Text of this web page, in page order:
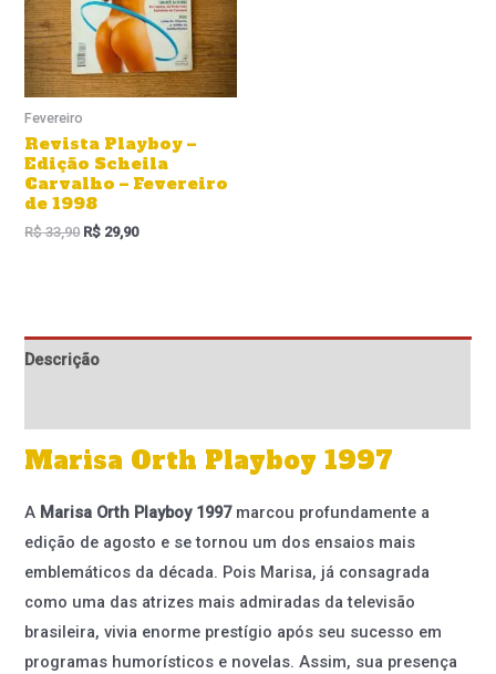
Fevereiro
Revista Playboy –
Edição Scheila
Carvalho – Fevereiro
de 1998
R$33,90 R$ 29,90
Descrição
Marisa Orth Playboy 1997
A Marisa Orth Playboy 1997marcou profundamente a
edição de agosto e se tornou um dos ensaios mais
emblemáticos da década. Pois Marisa, já consagrada
como uma das atrizes mais admiradas da televisão
brasileira, vivia enorme prestígio após seu sucesso em
programas humorísticos e novelas. Assim, sua presença